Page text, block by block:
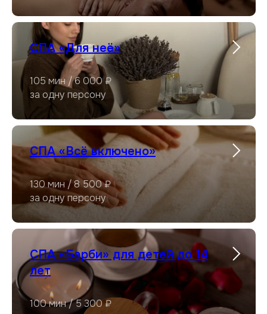
СПА «Для неё»
105 мин / 6 000 ₽
за одну персону
СПА «Всё включено»
130 мин / 8 500 ₽
за одну персону
СПА «Барби» для детей до 14
лет
100 мин / 5 300 ₽